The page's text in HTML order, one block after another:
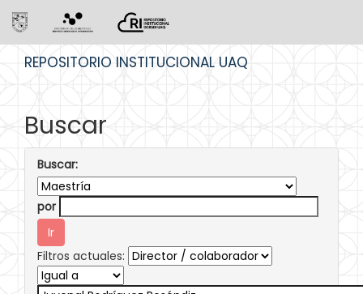
REPOSITORIO INSTITUCIONAL UAQ
Buscar
Buscar:
por
Filtros actuales: